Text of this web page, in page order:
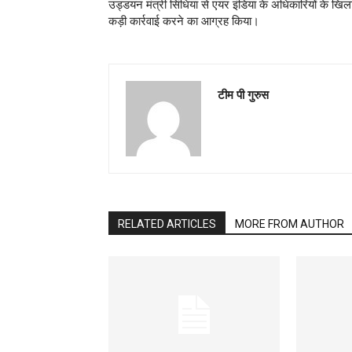
उड्डयन मंत्री सिंधिया से एयर इंडिया के अधिकारियों के
कड़ी कार्रवाई करने का आग्रह किया।
टीम पी गुरुस
RELATED ARTICLES MORE FROM AUTHOR